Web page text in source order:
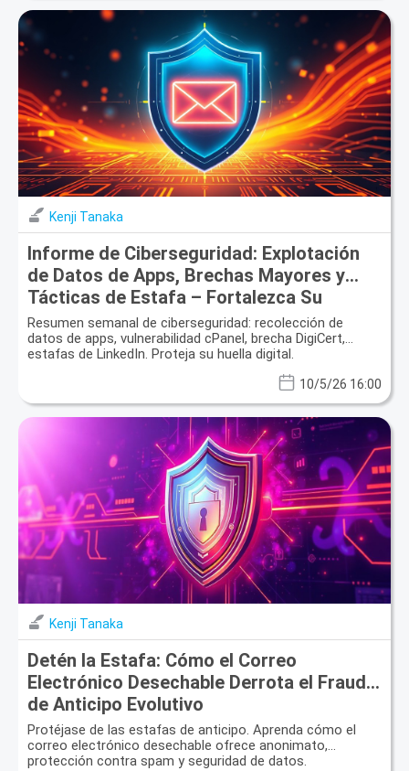
Kenji Tanaka
Informe de Ciberseguridad: Explotación
de Datos de Apps, Brechas Mayores y
Tácticas de Estafa – Fortalezca Su
Identidad Digital
Resumen semanal de ciberseguridad: recolección de
datos de apps, vulnerabilidad cPanel, brecha DigiCert,
estafas de LinkedIn. Proteja su huella digital.
10/5/26 16:00
Kenji Tanaka
Detén la Estafa: Cómo el Correo
Electrónico Desechable Derrota el Fraude
de Anticipo Evolutivo
Protéjase de las estafas de anticipo. Aprenda cómo el
correo electrónico desechable ofrece anonimato,
protección contra spam y seguridad de datos.